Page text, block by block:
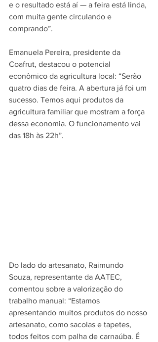
e o resultado está aí — a feira está linda,
com muita gente circulando e
comprando”.
Emanuela Pereira, presidente da
Coafrut, destacou o potencial
econômico da agricultura local: “Serão
quatro dias de feira. A abertura já foi um
sucesso. Temos aqui produtos da
agricultura familiar que mostram a força
dessa economia. O funcionamento vai
das 18h às 22h”.
Do lado do artesanato, Raimundo
Souza, representante da AATEC,
comentou sobre a valorização do
trabalho manual: “Estamos
apresentando muitos produtos do nosso
artesanato, como sacolas e tapetes,
todos feitos com palha de carnaúba. É